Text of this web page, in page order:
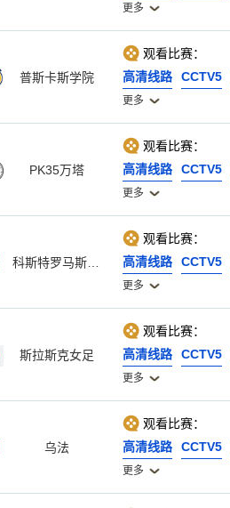
更多
普斯卡斯学院
观看比赛：
高清线路
CCTV5
更多
PK35万塔
观看比赛：
高清线路
CCTV5
更多
观看比赛：
高清线路
CCTV5
更多
斯拉斯克女足
观看比赛：
高清线路
CCTV5
更多
乌法
观看比赛：
高清线路
CCTV5
更多